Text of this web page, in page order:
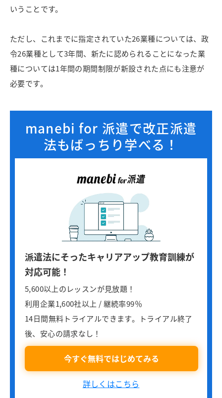
いうことです。
ただし、これまでに指定されていた26業種については、政
令26業種として3年間、新たに認められることになった業
種については1年間の期間制限が新設された点にも注意が
必要です。
manebi for 派遣で改正派遣
法もばっちり学べる！
派遣法にそったキャリアアップ教育訓練が
対応可能！
5,600以上のレッスンが見放題！
利用企業1,600社以上 / 継続率99％
14日間無料トライアルできます。トライアル終了
後、安心の請求なし！
今すぐ無料ではじめてみる
詳しくはこちら